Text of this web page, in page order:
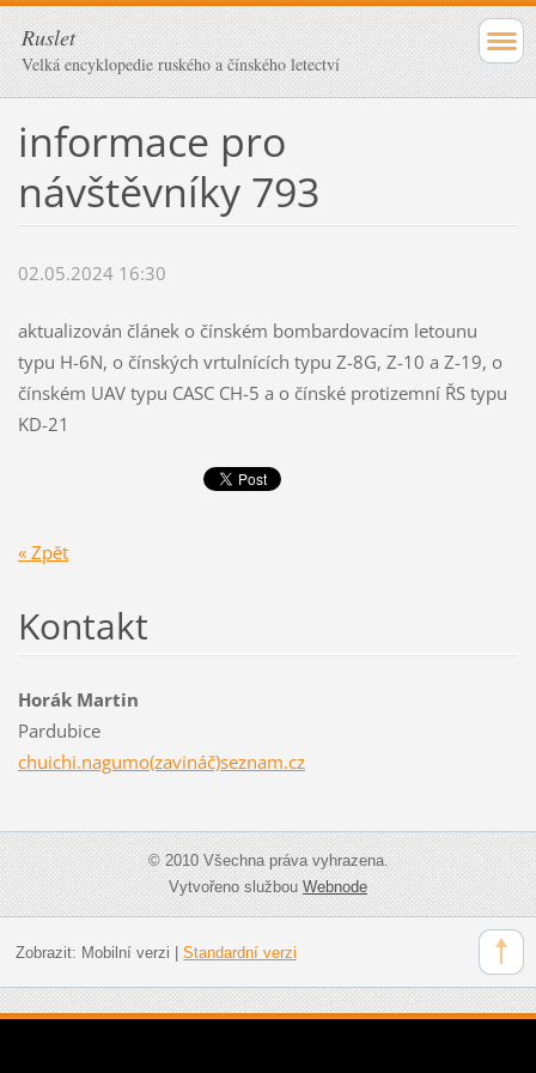
Ruslet
Velká encyklopedie ruského a čínského letectví
informace pro
návštěvníky 793
02.05.2024 16:30
aktualizován článek o čínském bombardovacím letounu
typu H-6N, o čínských vrtulnících typu Z-8G, Z-10 a Z-19, o
čínském UAV typu CASC CH-5 a o čínské protizemní ŘS typu
KD-21
« Zpět
Kontakt
Horák Martin
Pardubice
chuichi.nagumo(zavináč)seznam.cz
© 2010 Všechna práva vyhrazena.
Vytvořeno službouWebnode
Zobrazit: Mobilní verzi Standardní verzi